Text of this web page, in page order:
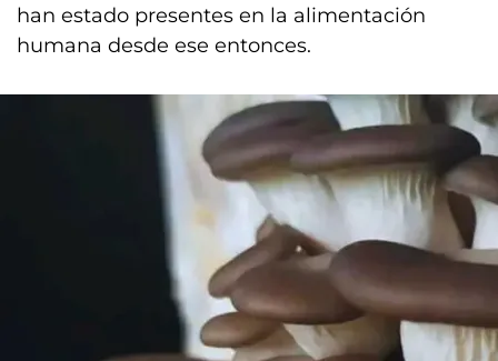
han estado presentes en la alimentación
humana desde ese entonces.